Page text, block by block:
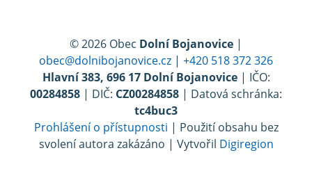
© 2026 Obec Dolní Bojanovice |
obec@dolnibojanovice.cz | +420 518 372 326
Hlavní 383, 696 17 Dolní Bojanovice| IČO:
00284858 | DIČ: CZ00284858 | Datová schránka:
tc4buc3
Prohlášení o přístupnosti | Použití obsahu bez
svolení autora zakázáno | Vytvořil Digiregion